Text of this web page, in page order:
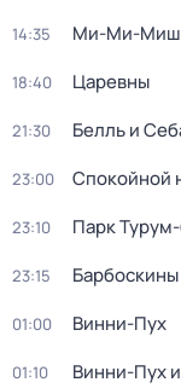
14:35 Ми-Ми-
18:40 Царевны
21:30 Белль и
23:00 Спокойной
23:10 Парк
23:15 Барбоскины
01:00 Винни-Пух
01:10 Винни-Пух